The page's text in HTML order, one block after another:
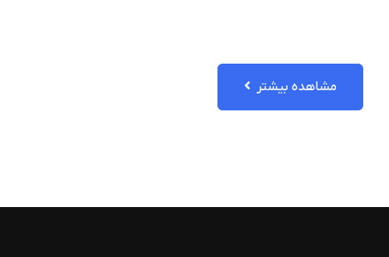
مشاهده بیشتر